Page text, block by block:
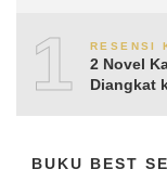
10RESENSI
2 Novel
Diangkat
BUKU BEST